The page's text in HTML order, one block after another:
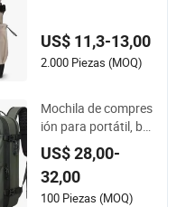
US$ 11,3-13,00
2.000 Piezas (MOQ)
Mochila de compres
ión para portátil, bol
sa de viaje al vacío c
on balanza de man
o para maletas
US$ 28,00-
32,00
100 Piezas (MOQ)